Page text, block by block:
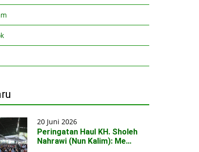
20 Juni 2026
Peringatan Haul KH. Sholeh
Nahrawi (Nun Kalim): Me…